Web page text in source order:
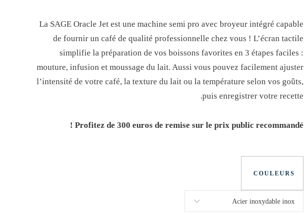
p
r
i
x
i
i
a
l
é
p
r
i
x
t
e
s
La SAGE Oracle Jet est une machine semi pro avec broyeur intégré capable
de fournir un café de qualité professionnelle chez vous ! L’écran tactile
simplifie la préparation de vos boissons favorites en 3 étapes faciles :
mouture, infusion et moussage du lait. Aussi vous pouvez facilement ajuster
l’intensité de votre café, la texture du lait ou la température selon vos goûts,
puis enregistrer votre recette.
Profitez de 300 euros de remise sur le prix public recommandé !
COULEURS